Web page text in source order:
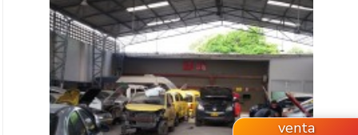
VER INMUEBLE
venta